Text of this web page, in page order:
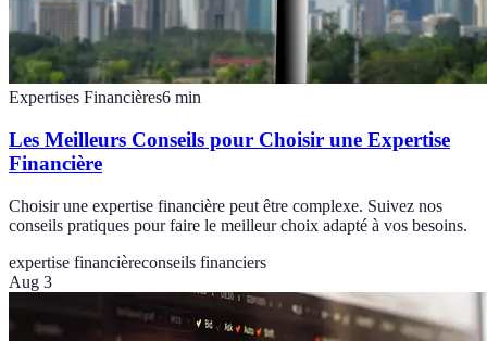
Expertises Financières6 min
Les Meilleurs Conseils pour Choisir une Expertise
Financière
Choisir une expertise financière peut être complexe. Suivez nos
conseils pratiques pour faire le meilleur choix adapté à vos besoins.
expertise financièreconseils financiers
Aug 3